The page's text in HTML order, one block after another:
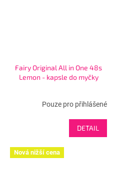
Fairy Original All in One 48s
Lemon - kapsle do myčky
Pouze pro přihlášené
DETAIL
Nová nižší cena